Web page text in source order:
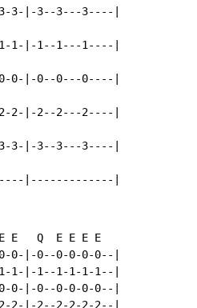
3-|-3--3---3----|
1-|-1--1---1----|
0-|-0--0---0----|
2-|-2--2---2----|
3-|-3--3---3----|
|-------------|
E   Q  E E E E
0-|-0--0-0-0-0--|
1-|-1--1-1-1-1--|
0-|-0--0-0-0-0--|
2-|-2--2-2-2-2--|